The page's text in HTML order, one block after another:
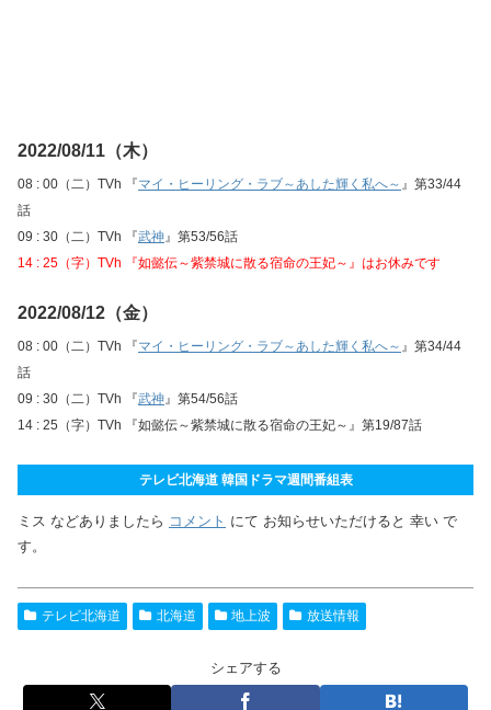
2022/08/11（木）
08 : 00（二）TVh 『マイ・ヒーリング・ラブ～あした輝く私へ～ 』第33/44
話
09 : 30（二）TVh 『武神』第53/56話
14 : 25（字）TVh 『如懿伝～紫禁城に散る宿命の王妃～』はお休みです
2022/08/12（金）
08 : 00（二）TVh 『マイ・ヒーリング・ラブ～あした輝く私へ～ 』第34/44
話
09 : 30（二）TVh 『武神』第54/56話
14 : 25（字）TVh 『如懿伝～紫禁城に散る宿命の王妃～』第19/87話
テレビ北海道 韓国ドラマ週間番組表
ミス などありましたら コメント にて お知らせいただけると 幸い で
す。
テレビ北海道 北海道 地上波 放送情報
シェアする